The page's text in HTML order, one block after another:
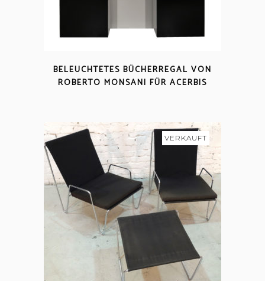
BELEUCHTETES BÜCHERREGAL VON
ROBERTO MONSANI FÜR ACERBIS
VERKAUFT